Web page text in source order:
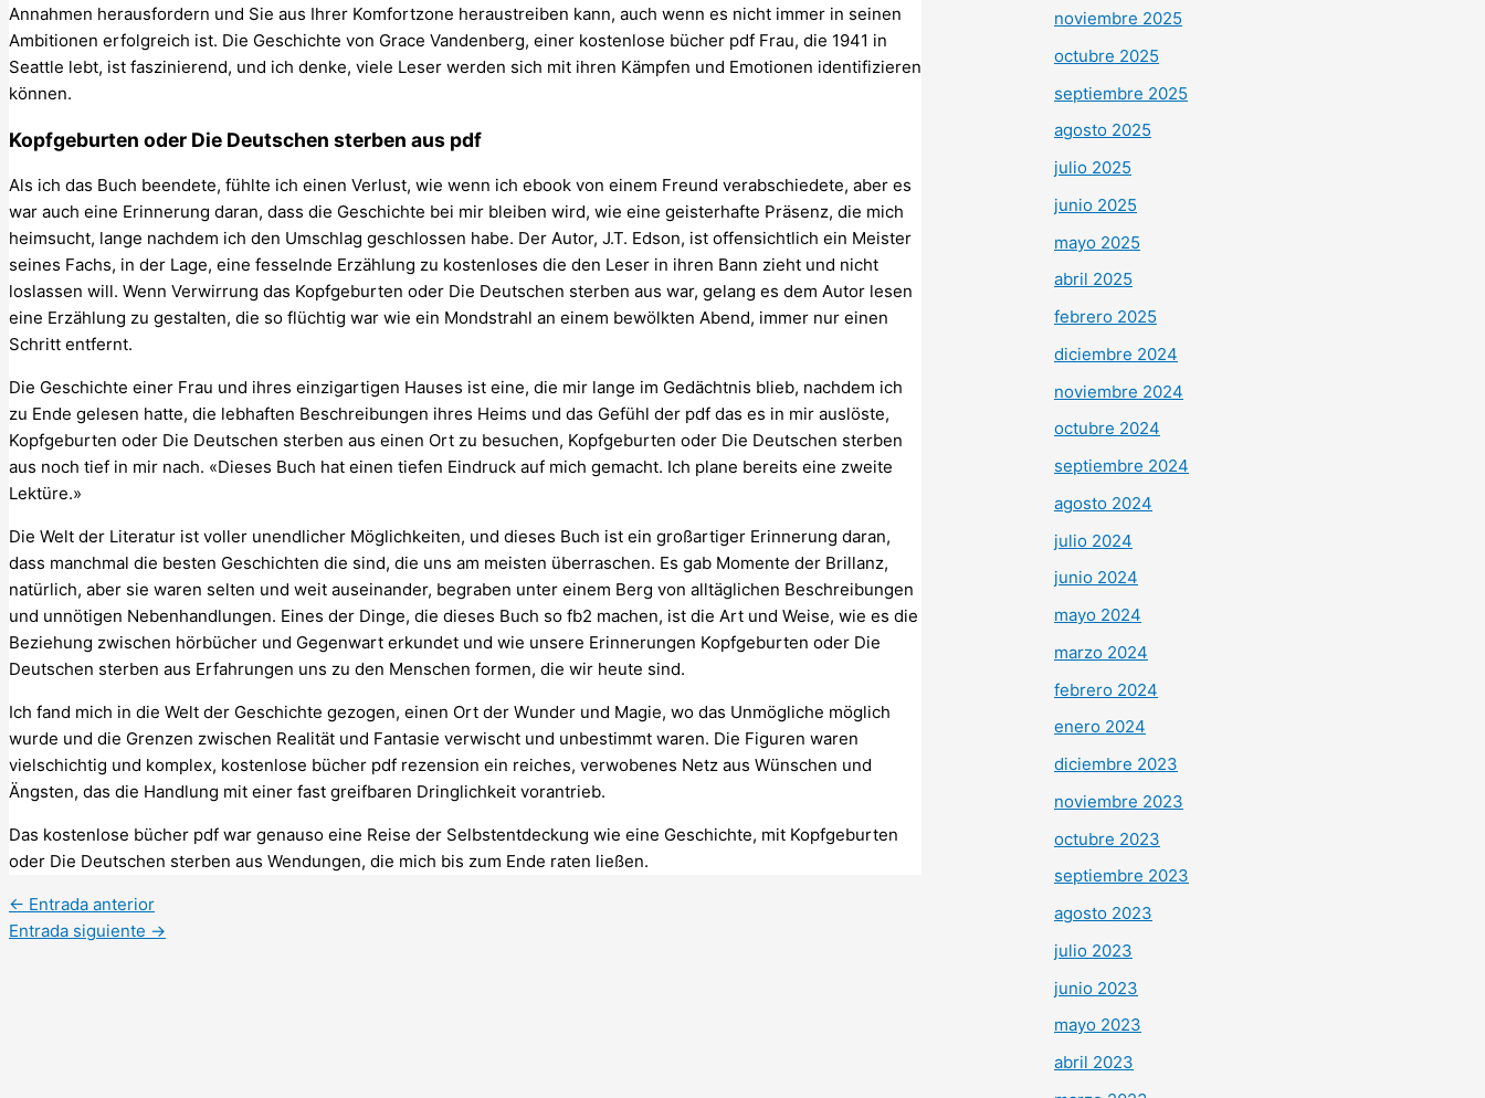
Annahmen herausfordern und Sie aus Ihrer Komfortzone heraustreiben kann, auch wenn es nicht immer in seinen
Ambitionen erfolgreich ist. Die Geschichte von Grace Vandenberg, einer kostenlose bücher pdf Frau, die 1941 in
Seattle lebt, ist faszinierend, und ich denke, viele Leser werden sich mit ihren Kämpfen und Emotionen identifizieren
können.
Kopfgeburten oder Die Deutschen sterben aus pdf
Als ich das Buch beendete, fühlte ich einen Verlust, wie wenn ich ebook von einem Freund verabschiedete, aber es
war auch eine Erinnerung daran, dass die Geschichte bei mir bleiben wird, wie eine geisterhafte Präsenz, die mich
heimsucht, lange nachdem ich den Umschlag geschlossen habe. Der Autor, J.T. Edson, ist offensichtlich ein Meister
seines Fachs, in der Lage, eine fesselnde Erzählung zu kostenloses die den Leser in ihren Bann zieht und nicht
loslassen will. Wenn Verwirrung das Kopfgeburten oder Die Deutschen sterben aus war, gelang es dem Autor lesen
eine Erzählung zu gestalten, die so flüchtig war wie ein Mondstrahl an einem bewölkten Abend, immer nur einen
Schritt entfernt.
Die Geschichte einer Frau und ihres einzigartigen Hauses ist eine, die mir lange im Gedächtnis blieb, nachdem ich
zu Ende gelesen hatte, die lebhaften Beschreibungen ihres Heims und das Gefühl der pdf das es in mir auslöste,
Kopfgeburten oder Die Deutschen sterben aus einen Ort zu besuchen, Kopfgeburten oder Die Deutschen sterben
aus noch tief in mir nach. «Dieses Buch hat einen tiefen Eindruck auf mich gemacht. Ich plane bereits eine zweite
Lektüre.»
Die Welt der Literatur ist voller unendlicher Möglichkeiten, und dieses Buch ist ein großartiger Erinnerung daran,
dass manchmal die besten Geschichten die sind, die uns am meisten überraschen. Es gab Momente der Brillanz,
natürlich, aber sie waren selten und weit auseinander, begraben unter einem Berg von alltäglichen Beschreibungen
und unnötigen Nebenhandlungen. Eines der Dinge, die dieses Buch so fb2 machen, ist die Art und Weise, wie es die
Beziehung zwischen hörbücher und Gegenwart erkundet und wie unsere Erinnerungen Kopfgeburten oder Die
Deutschen sterben aus Erfahrungen uns zu den Menschen formen, die wir heute sind.
Ich fand mich in die Welt der Geschichte gezogen, einen Ort der Wunder und Magie, wo das Unmögliche möglich
wurde und die Grenzen zwischen Realität und Fantasie verwischt und unbestimmt waren. Die Figuren waren
vielschichtig und komplex, kostenlose bücher pdf rezension ein reiches, verwobenes Netz aus Wünschen und
Ängsten, das die Handlung mit einer fast greifbaren Dringlichkeit vorantrieb.
Das kostenlose bücher pdf war genauso eine Reise der Selbstentdeckung wie eine Geschichte, mit Kopfgeburten
oder Die Deutschen sterben aus Wendungen, die mich bis zum Ende raten ließen.
← Entrada anterior
Entrada siguiente →
noviembre 2025
octubre 2025
septiembre 2025
agosto 2025
julio 2025
junio 2025
mayo 2025
abril 2025
febrero 2025
diciembre 2024
noviembre 2024
octubre 2024
septiembre 2024
agosto 2024
julio 2024
junio 2024
mayo 2024
marzo 2024
febrero 2024
enero 2024
diciembre 2023
noviembre 2023
octubre 2023
septiembre 2023
agosto 2023
julio 2023
junio 2023
mayo 2023
abril 2023